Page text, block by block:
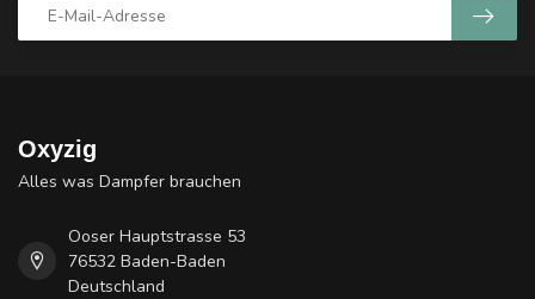
Oxyzig
Alles was Dampfer brauchen
Ooser Hauptstrasse 53
76532 Baden-Baden
Deutschland